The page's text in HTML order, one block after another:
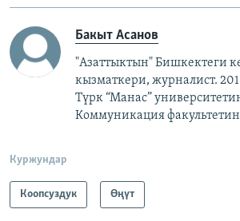
Бакыт Асанов
"Азаттыктын" Бишкектеги
кызматкери, журналист.
Түрк “Манас”
Коммуникация факультетин
Куржундар
Коопсуздук Өңүт